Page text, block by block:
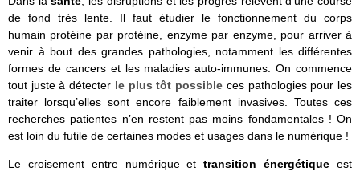
de fond très lente. Il faut étudier le fonctionnement du corps
humain protéine par protéine, enzyme par enzyme, pour arriver à
venir à bout des grandes pathologies, notamment les différentes
formes de cancers et les maladies auto-immunes. On commence
tout juste à détecter le plus tôt possible ces pathologies pour les
traiter lorsqu’elles sont encore faiblement invasives. Toutes ces
recherches patientes n’en restent pas moins fondamentales ! On
est loin du futile de certaines modes et usages dans le numérique !
Le croisement entre numérique ettransition énergétique est